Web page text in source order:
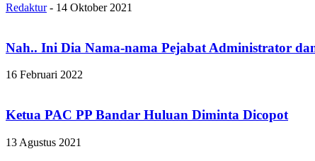
Redaktur - 14 Oktober 2021
Nah.. Ini Dia Nama-nama Pejabat Administrator
16 Februari 2022
Ketua PAC PP Bandar Huluan Diminta Dicopot
13 Agustus 2021